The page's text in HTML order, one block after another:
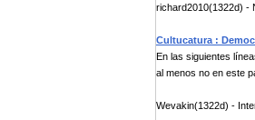
richard2010(1322d) -
Cultucatura :
En las siguientes
al menos no en este
Wevakin(1322d) -